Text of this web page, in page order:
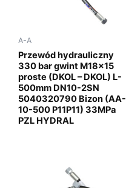
A-A
Przewód hydrauliczny
330 bar gwint M18x15
proste (DKOL – DKOL) L-
500mm DN10-2SN
5040320790 Bizon (AA-
10-500 P11P11) 33MPa
PZL HYDRAL